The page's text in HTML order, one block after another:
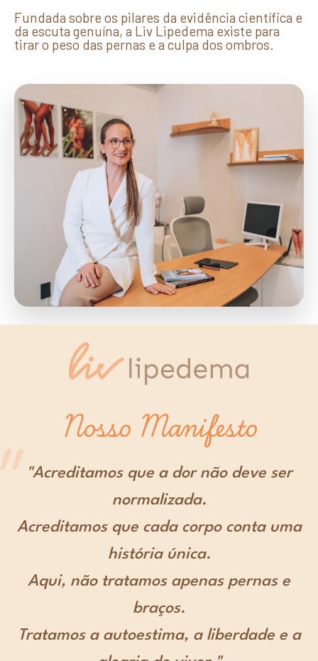
Fundada sobre os pilares da evidência científica e
da escuta genuína, a Liv Lipedema existe para
tirar o peso das pernas e a culpa dos ombros.
Nosso Manifesto
"Acreditamos que a dor não deve ser
normalizada.
Acreditamos que cada corpo conta uma
história única.
Aqui, não tratamos apenas pernas e
braços.
Tratamos a autoestima, a liberdade e a